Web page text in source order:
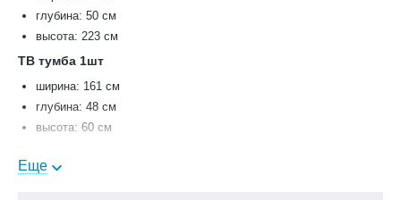
глубина: 50 см
высота: 223 см
ТВ тумба 1шт
ширина: 161 см
глубина: 48 см
высота: 60 см
больших преимуществ, которые выгодно отличают гостиную
Еще